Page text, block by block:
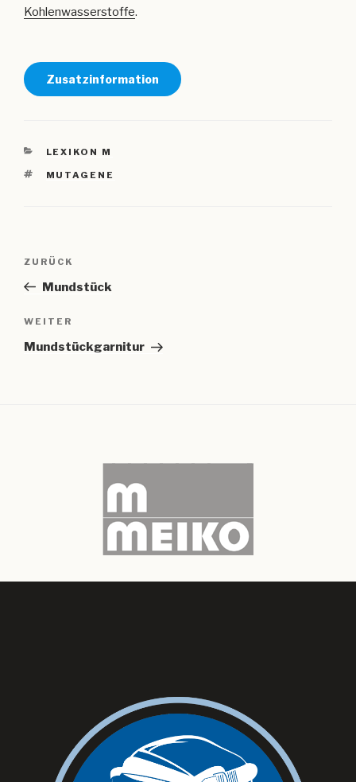
Kohlenwasserstoffe.
Zusatzinformation
KATEGORIEN
LEXIKON M
SCHLAGWÖRTER
MUTAGENE
Beitragsnavigation
Vorheriger
Beitrag
ZURÜCK
Mundstück
Nächster
Beitrag
WEITER
Mundstückgarnitur